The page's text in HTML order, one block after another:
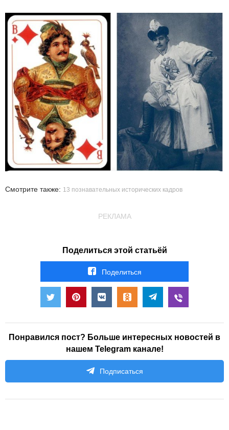
Смотрите также: 13 познавательных исторических кадров
РЕКЛАМА
Поделиться этой статьёй
Поделиться
Понравился пост? Больше интересных новостей в
нашем Telegram канале!
Подписаться